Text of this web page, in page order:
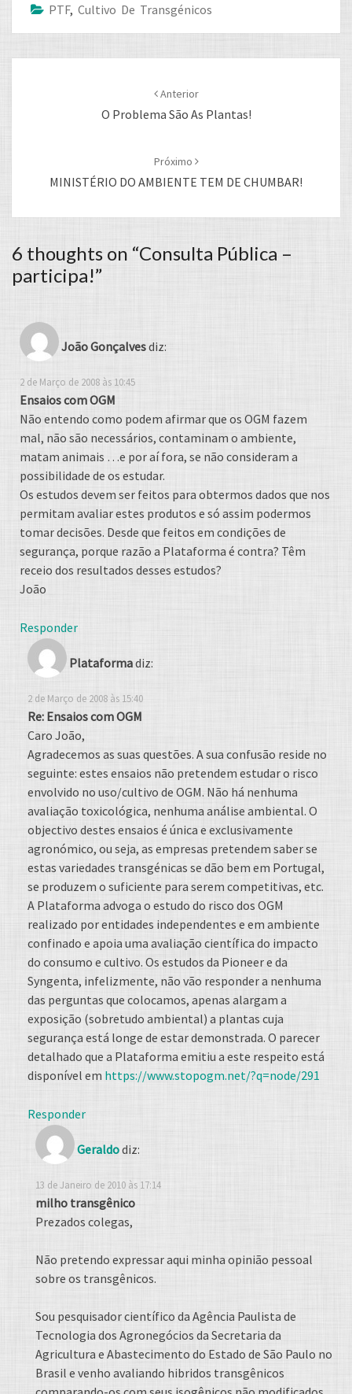
PTF, Cultivo De Transgénicos
Anterior
O Problema São As Plantas!
Próximo
MINISTÉRIO DO AMBIENTE TEM DE CHUMBAR!
6 thoughts on “Consulta Pública –
participa!”
João Gonçalvesdiz:
2 de Março de 2008 às 10:45
Ensaios com OGM
Não entendo como podem afirmar que os OGM fazem
mal, não são necessários, contaminam o ambiente,
matam animais …e por aí fora, se não consideram a
possibilidade de os estudar.
Os estudos devem ser feitos para obtermos dados que nos
permitam avaliar estes produtos e só assim podermos
tomar decisões. Desde que feitos em condições de
segurança, porque razão a Plataforma é contra? Têm
receio dos resultados desses estudos?
João
Responder
Plataformadiz:
2 de Março de 2008 às 15:40
Re: Ensaios com OGM
Caro João,
Agradecemos as suas questões. A sua confusão reside no
seguinte: estes ensaios não pretendem estudar o risco
envolvido no uso/cultivo de OGM. Não há nenhuma
avaliação toxicológica, nenhuma análise ambiental. O
objectivo destes ensaios é única e exclusivamente
agronómico, ou seja, as empresas pretendem saber se
estas variedades transgénicas se dão bem em Portugal,
se produzem o suficiente para serem competitivas, etc.
A Plataforma advoga o estudo do risco dos OGM
realizado por entidades independentes e em ambiente
confinado e apoia uma avaliação científica do impacto
do consumo e cultivo. Os estudos da Pioneer e da
Syngenta, infelizmente, não vão responder a nenhuma
das perguntas que colocamos, apenas alargam a
exposição (sobretudo ambiental) a plantas cuja
segurança está longe de estar demonstrada. O parecer
detalhado que a Plataforma emitiu a este respeito está
disponível em https://www.stopogm.net/?q=node/291
Responder
Geraldodiz:
13 de Janeiro de 2010 às 17:14
milho transgênico
Prezados colegas,
Não pretendo expressar aqui minha opinião pessoal
sobre os transgênicos.
Sou pesquisador científico da Agência Paulista de
Tecnologia dos Agronegócios da Secretaria da
Agricultura e Abastecimento do Estado de São Paulo no
Brasil e venho avaliando hibridos transgênicos